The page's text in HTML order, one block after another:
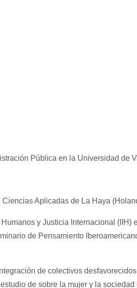
Pública en la Universidad de
Aplicadas de La Haya
y Justicia Internacional
de Pensamiento
de colectivos
de sobre la mujer y la